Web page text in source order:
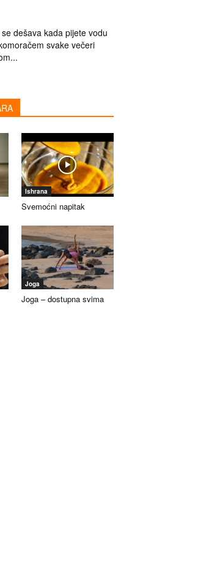
dešava kada pijete vodu
svake večeri
Ishrana
Svemoćni napitak
Joga
Joga – dostupna svima